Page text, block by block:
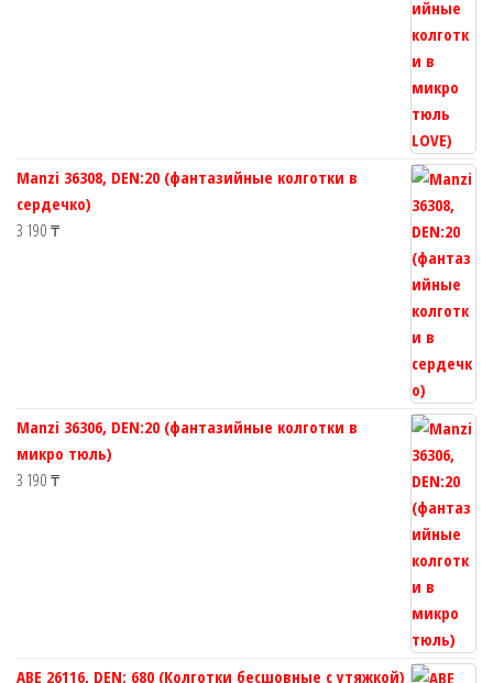
Manzi 36308, DEN:20 (фантазийные колготки в
сердечко)
3 190 ₸
Manzi 36306, DEN:20 (фантазийные колготки в
микро тюль)
3 190 ₸
ABE 26116, DEN: 680 (Колготки бесшовные с утяжкой)